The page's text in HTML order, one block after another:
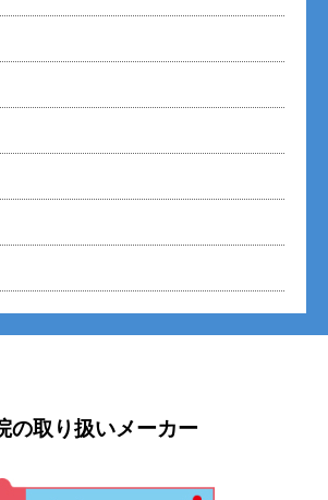
の取り扱いメーカー